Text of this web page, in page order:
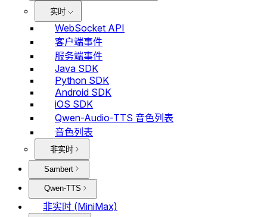
实时
WebSocket API
客户端事件
服务端事件
Java SDK
Python SDK
Android SDK
iOS SDK
Qwen-Audio-TTS 音色列表
音色列表
非实时
Sambert
Qwen-TTS
非实时 (MiniMax)